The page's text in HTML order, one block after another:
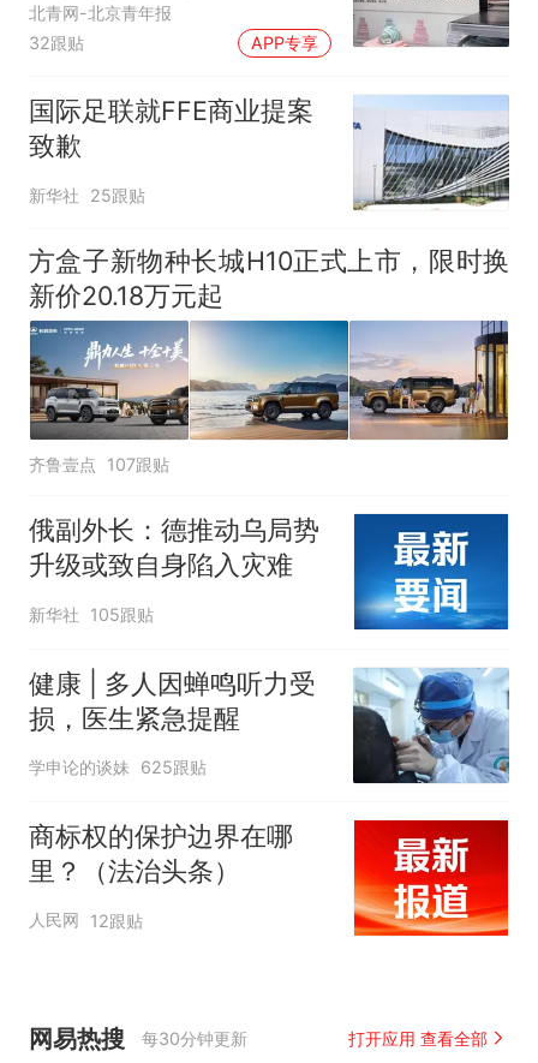
应
北青网-北京青年报
32跟贴
APP专享
国际足联就FFE商业提案
致歉
新华社 25跟贴
方盒子新物种长城H10正式上市，限时换
新价20.18万元起
齐鲁壹点 107跟贴
俄副外长：德推动乌局势
升级或致自身陷入灾难
新华社 105跟贴
健康 | 多人因蝉鸣听力受
损，医生紧急提醒
学申论的谈妹 625跟贴
商标权的保护边界在哪
里？（法治头条）
人民网 12跟贴
网易热搜 每30分钟更新 打开应用 查看全部